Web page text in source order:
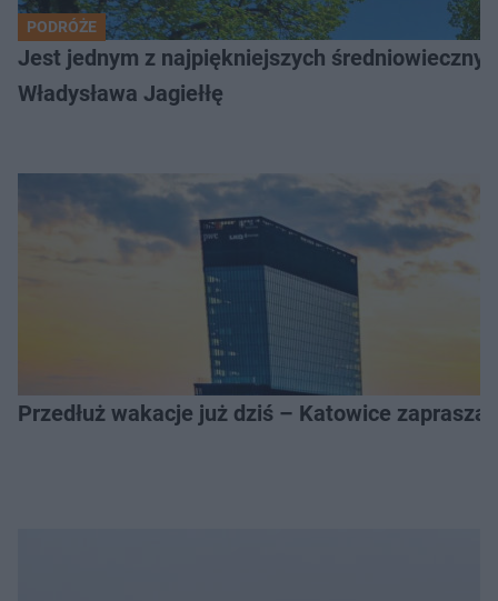
PODRÓŻE
Jest jednym z najpiękniejszych
Władysława Jagiełłę
Przedłuż wakacje już dziś – Katowice